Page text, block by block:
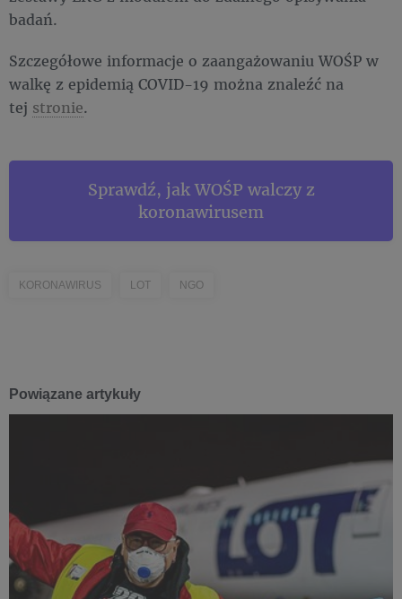
badań.
Szczegółowe informacje o zaangażowaniu WOŚP w
walkę z epidemią COVID-19 można znaleźć na
tej stronie.
Sprawdź, jak WOŚP walczy z
koronawirusem
KORONAWIRUS LOT NGO
Powiązane artykuły